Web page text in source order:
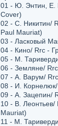
01 - Ю. Энтин, Е.
Cover)
02 - С. Никитин/
Paul Mauriat)
03 - Ласковый
04 - Кино/ Rrc -
05 - М.
06 - Земляне/
07 - А. Варум/
08 - И.
09 - А. Зацепин/
10 - В.
Mauriat)
11 - М.